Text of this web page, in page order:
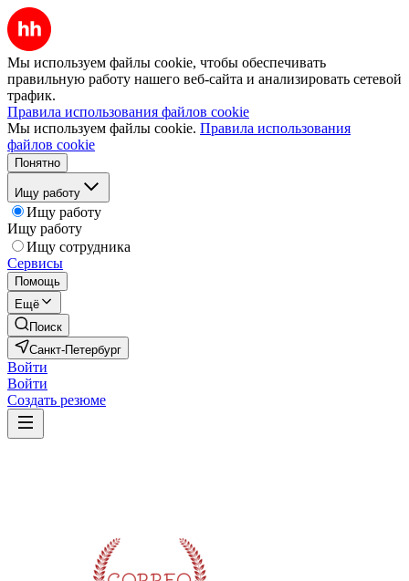
Мы используем файлы cookie, чтобы обеспечивать
правильную работу нашего веб-сайта и анализировать сетевой
трафик.
Правила использования файлов cookie
Мы используем файлы cookie. Правила использования
файлов cookie
Понятно
Ищу работу
Ищу работу
Ищу работу
Ищу сотрудника
Сервисы
Помощь
Ещё
Поиск
Санкт-Петербург
Войти
Войти
Создать резюме